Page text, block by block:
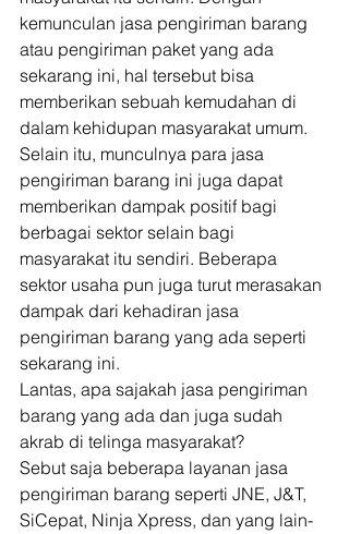
kemunculan jasa pengiriman barang
atau pengiriman paket yang ada
sekarang ini, hal tersebut bisa
memberikan sebuah kemudahan di
dalam kehidupan masyarakat umum.
Selain itu, munculnya para jasa
pengiriman barang ini juga dapat
memberikan dampak positif bagi
berbagai sektor selain bagi
masyarakat itu sendiri. Beberapa
sektor usaha pun juga turut merasakan
dampak dari kehadiran jasa
pengiriman barang yang ada seperti
sekarang ini.
Lantas, apa sajakah jasa pengiriman
barang yang ada dan juga sudah
akrab di telinga masyarakat?
Sebut saja beberapa layanan jasa
pengiriman barang seperti JNE, J&T,
SiCepat, Ninja Xpress, dan yang lain-